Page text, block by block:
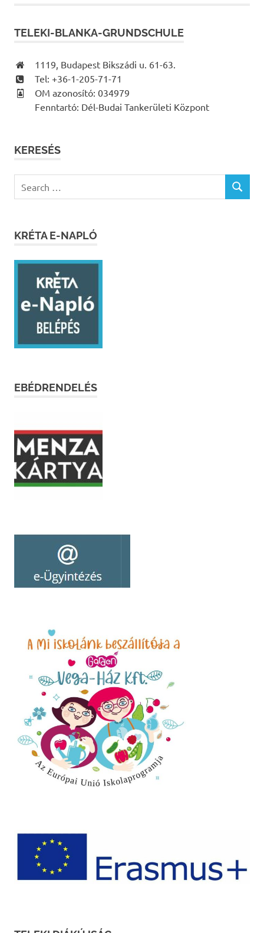
TELEKI-BLANKA-GRUNDSCHULE
1119, Budapest Bikszádi u. 61-63.
Tel: +36-1-205-71-71
OM azonosító: 034979
Fenntartó: Dél-Budai Tankerületi Központ
KERESÉS
for:
SEARCH
KRÉTA E-NAPLÓ
EBÉDRENDELÉS